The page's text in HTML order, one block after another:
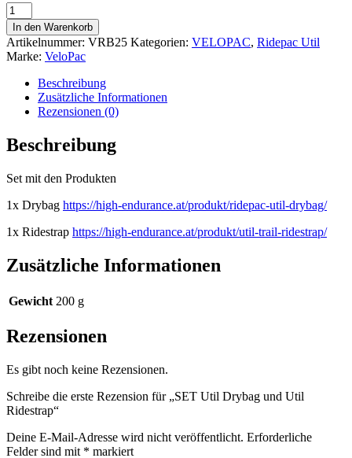
SET
Util
Drybag
und
Util
Ridestrap
Menge
In den Warenkorb
Artikelnummer: VRB25 Kategorien: VELOPAC, Ridepac Util
Marke: VeloPac
Beschreibung
Zusätzliche Informationen
Rezensionen (0)
Beschreibung
Set mit den Produkten
1x Drybag https://high-endurance.at/produkt/ridepac-util-drybag/
1x Ridestrap https://high-endurance.at/produkt/util-trail-ridestrap/
Zusätzliche Informationen
Gewicht 200 g
Rezensionen
Es gibt noch keine Rezensionen.
Schreibe die erste Rezension für „SET Util Drybag und Util
Ridestrap“
Deine E-Mail-Adresse wird nicht veröffentlicht. Erforderliche
Felder sind mit * markiert